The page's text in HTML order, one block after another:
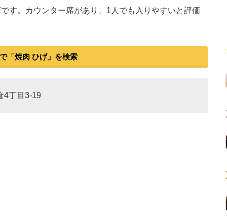
す。カウンター席があり、1人でも入りやすいと評価
「焼肉 ひげ」を検索
4丁目3-19